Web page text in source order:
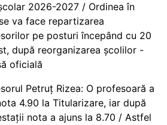
2026-2027 / Ordinea în
va face repartizarea
pe posturi începând cu 20
după reorganizarea școlilor -
oficială
Petruț Rizea: O profesoară a
4.90 la Titularizare, iar după
nota a ajuns la 8.70 / Astfel